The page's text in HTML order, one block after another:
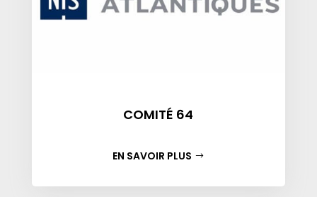
COMITÉ 64
EN SAVOIR PLUS